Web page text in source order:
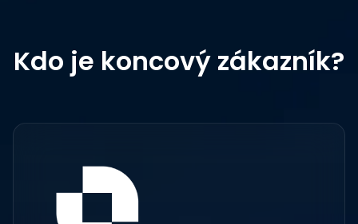
Kdo je koncový zákazník?